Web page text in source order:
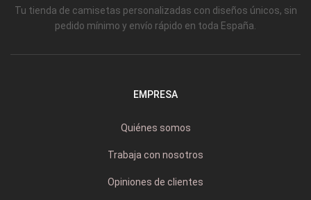
Tu tienda de camisetas personalizadas con diseños únicos, sin
pedido mínimo y envío rápido en toda España.
EMPRESA
Quiénes somos
Trabaja con nosotros
Opiniones de clientes